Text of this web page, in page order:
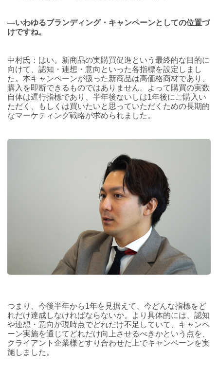
―いわゆるブランディング・キャンペーンとしての位置づ
けですね。
中村氏：はい。新商品の実購買促進という最終的な目的に
向けて、認知・連想・意向といった各指標を設定しまし
た。本キャンペーンが扱った新商品は高価格商材であり、
購入を即断できるものではありません。よって購買の実数
自体は遅行指標であり、半年後ないしは1年後にご購入い
ただく、もしくは買いたいと思っていただくための長期的
なマーケティング戦略が求められました。
つまり、今後半年から1年を見据えて、今どんな指標をど
れだけ達成しなければならないか。より具体的には、認知
や連想・意向が現時点でどれだけ不足していて、キャンペ
ーン実施を通じてどれだけ向上させるべきかという点を、
クライアント企業様とすり合わせた上でキャンペーンを実
施しました。